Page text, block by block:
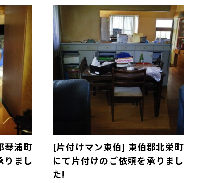
琴浦町
りまし
[片付けマン東伯] 東伯郡北栄町
にて片付けのご依頼を承りまし
た!